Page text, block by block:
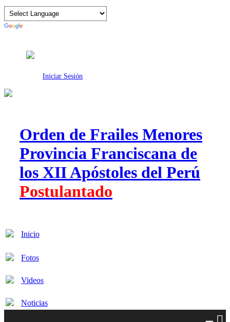
Iniciar Sesión
Orden de Frailes Menores
Provincia Franciscana de
los XII Apóstoles del Perú
Postulantado
Inicio
Fotos
Videos
Noticias